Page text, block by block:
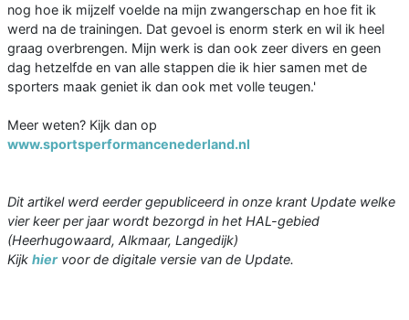
nog hoe ik mijzelf voelde na mijn zwangerschap en hoe fit ik
werd na de trainingen. Dat gevoel is enorm sterk en wil ik heel
graag overbrengen. Mijn werk is dan ook zeer divers en geen
dag hetzelfde en van alle stappen die ik hier samen met de
sporters maak geniet ik dan ook met volle teugen.'
Meer weten? Kijk dan op
www.sportsperformancenederland.nl
Dit artikel werd eerder gepubliceerd in onze krant Update welke
vier keer per jaar wordt bezorgd in het HAL-gebied
(Heerhugowaard, Alkmaar, Langedijk)
Kijk hiervoor de digitale versie van de Update.